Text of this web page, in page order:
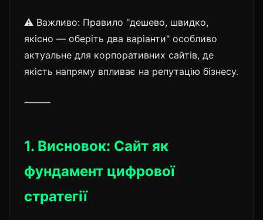
⚠️ Важливо: Правило "дешево, швидко,
якісно — оберіть два варіанти" особливо
актуальне для корпоративних сайтів, де
якість напряму впливає на репутацію бізнесу.
⸻
1. Висновок: Сайт як
фундамент цифрової
стратегії